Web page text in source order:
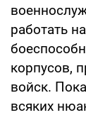
работать
корпусов,
войск.
всяких